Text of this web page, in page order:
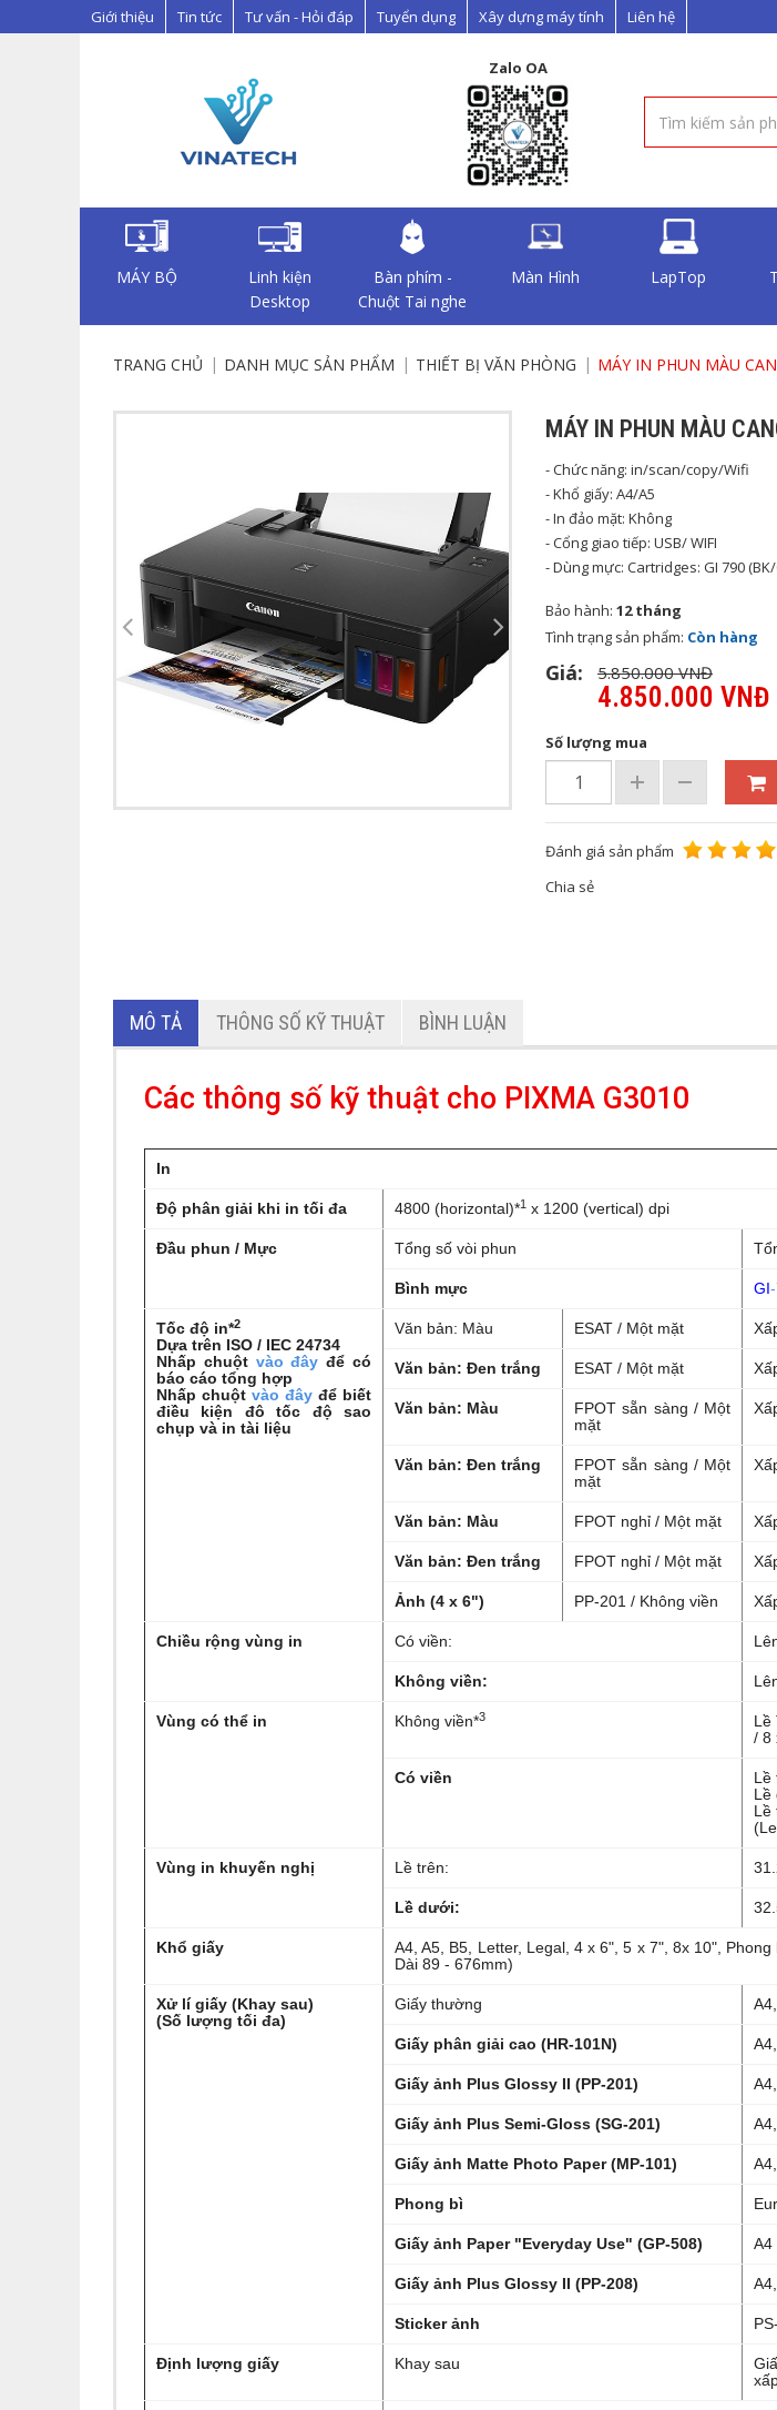
Giới thiệu Tin tức Tư vấn - Hỏi đáp Tuyển dụng Xây dựng máy tính Liên hệ
Zalo OA
MÁY BỘ
Linh kiện
Desktop
Bàn phím -
Chuột Tai nghe
Màn Hình LapTop
TRANG CHỦ DANH MỤC SẢN PHẨM THIẾT BỊ VĂN PHÒNG MÁY IN PHUN MÀU
MÁY IN PHUN MÀU
- Chức năng: in/scan/copy/Wifi
- Khổ giấy: A4/A5
- In đảo mặt: Không
- Cổng giao tiếp: USB/ WIFI
- Dùng mực: Cartridges: GI 790
Bảo hành: 12 tháng
Tình trạng sản phẩm: Còn hàng
Giá: 5.850.000 VNĐ
4.850.000 VNĐ
Số lượng mua
Đánh giá sản phẩm
Chia sẻ
MÔ TẢ THÔNG SỐ KỸ THUẬT BÌNH LUẬN
Các thông số kỹ thuật cho PIXMA G3010
In
Độ phân giải khi in tối đa 4800 (horizontal)*1 x 1200 (vertical) dpi
Đầu phun / Mực Tổng số vòi phun
Bình mực GI
Tốc độ in*2
Dựa trên ISO / IEC 24734
Nhấp chuột vào đây để có
báo cáo tổng hợp
Nhấp chuột vào đây để biết
điều kiện đô tốc độ sao
chụp và in tài liệu
Văn bản: Màu ESAT / Một mặt
Văn bản: Đen trắng ESAT / Một mặt
Văn bản: Màu
FPOT sẵn sàng / Một
mặt
Văn bản: Đen trắng
FPOT sẵn sàng / Một
mặt
Văn bản: Màu FPOT nghỉ / Một mặt
Văn bản: Đen trắng FPOT nghỉ / Một mặt
Ảnh (4 x 6") PP-201 / Không viền
Chiều rộng vùng in Có viền:
Không viền:
Vùng có thể in Không viền*3
Lề
/ 8
Có viền
Lề
Lề
Lề
Vùng in khuyến nghị Lề trên:
Lề dưới:
Khổ giấy
A4, A5, B5, Letter, Legal, 4 x 6", 5 x 7", 8x 10",
Dài 89 - 676mm)
Xử lí giấy (Khay sau)
(Số lượng tối đa)
Giấy thường
Giấy phân giải cao (HR-101N)
Giấy ảnh Plus Glossy II (PP-201)
Giấy ảnh Plus Semi-Gloss (SG-201)
Giấy ảnh Matte Photo Paper (MP-101)
Phong bì
Giấy ảnh Paper "Everyday Use" (GP-508) A4
Giấy ảnh Plus Glossy II (PP-208)
Sticker ảnh
Định lượng giấy Khay sau